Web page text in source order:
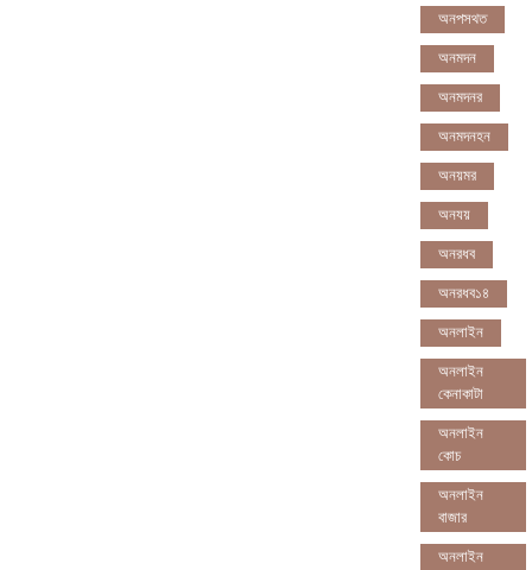
অনপসথত
অনমদন
অনমদনর
অনমদনহন
অনয়মর
অনযয়
অনরধব
অনরধব১৪
অনলাইন
অনলাইন
কেনাকাটা
অনলাইন
কোচ
অনলাইন
বাজার
অনলাইন